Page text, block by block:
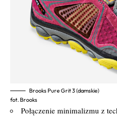
Brooks Pure Grit 3 (damskie)
fot. Brooks
Połączenie minimalizmu z